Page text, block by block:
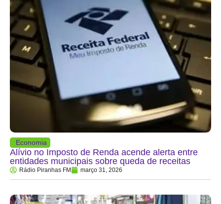
Economia
Alívio no Imposto de Renda acende alerta entre
entidades municipais sobre queda de receitas
Rádio Piranhas FM março 31, 2026